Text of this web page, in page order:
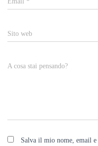
Sito web
A cosa stai pensando?
Salva il mio nome, email